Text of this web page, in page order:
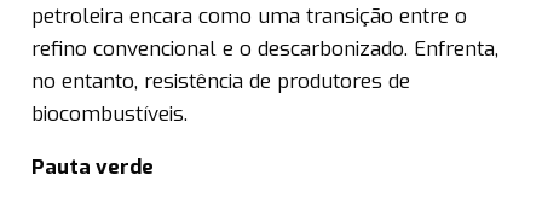
petroleira encara como uma transição entre o
refino convencional e o descarbonizado. Enfrenta,
no entanto, resistência de produtores de
biocombustíveis.
Pauta verde